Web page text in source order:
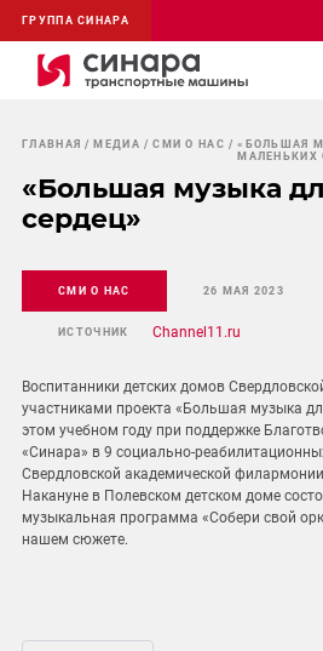
ГРУППА СИНАРА
ГЛАВНАЯ МЕДИА СМИ О НАС
«БОЛЬШАЯ
МАЛЕНЬКИХ
«Большая музыка
сердец»
СМИ О НАС 26 МАЯ 2023
ИСТОЧНИК Channel11.ru
Воспитанники детских домов
участниками проекта «Большая музыка
этом учебном году при поддержке
«Синара» в 9 социально-
Свердловской академической
Накануне в Полевском детском доме
музыкальная программа «Собери свой
нашем сюжете.